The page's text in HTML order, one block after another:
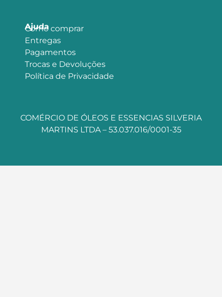
Ajuda
Como comprar
Entregas
Pagamentos
Trocas e Devoluções
Política de Privacidade
COMÉRCIO DE ÓLEOS E ESSENCIAS SILVERIA
MARTINS LTDA – 53.037.016/0001-35